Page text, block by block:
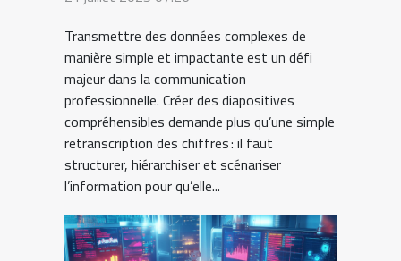
Transmettre des données complexes de
manière simple et impactante est un défi
majeur dans la communication
professionnelle. Créer des diapositives
compréhensibles demande plus qu’une simple
retranscription des chiffres : il faut
structurer, hiérarchiser et scénariser
l’information pour qu’elle...